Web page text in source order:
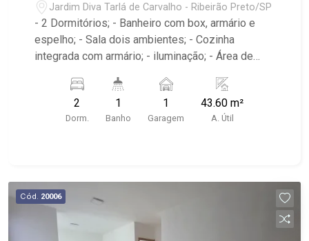
Jardim Diva Tarlá de Carvalho - Ribeirão Preto/SP
- 2 Dormitórios; - Banheiro com box, armário e
espelho; - Sala dois ambientes; - Cozinha
integrada com armário; - iluminação; - Área de
horas, academia, piscina, quadra esportiva, salão
de festas e playground; - Próximo ao espetinho
pedra branca, Supermercado Rodrigues, Pizzaria
2
Dorm.
1
Banho
1
Garagem
43.60 m²
A. Útil
Cód. 20006